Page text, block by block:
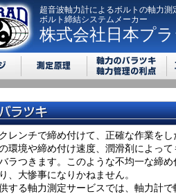
超音波軸力計によるボルトの軸力測
ボルト締結システムメーカー
株式会社日本プ
レンチで締め付けて、正確な作業を
環境や締め付け速度、潤滑剤によっ
ラつきます。このような不均一な締
、大惨事になりかねません。
する軸力測定サービスでは、軸力計